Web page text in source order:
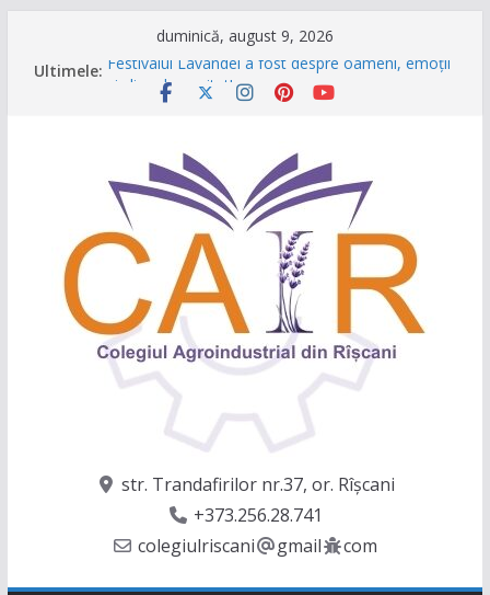
duminică, august 9, 2026
Ultimele: Festivalul Lavandei a fost despre oameni, emoții
și clipe de neuitat!
Caravana Profesiilor – Invatamantul Dual în
acțiune!
Târgul regional „Viitorul e AgriCOOL”
Un capitol se încheie, iar un viitor plin de
oportunități începe!
str. Trandafirilor nr.37, or. Rîşcani
+373.256.28.741
colegiulriscani
gmail com